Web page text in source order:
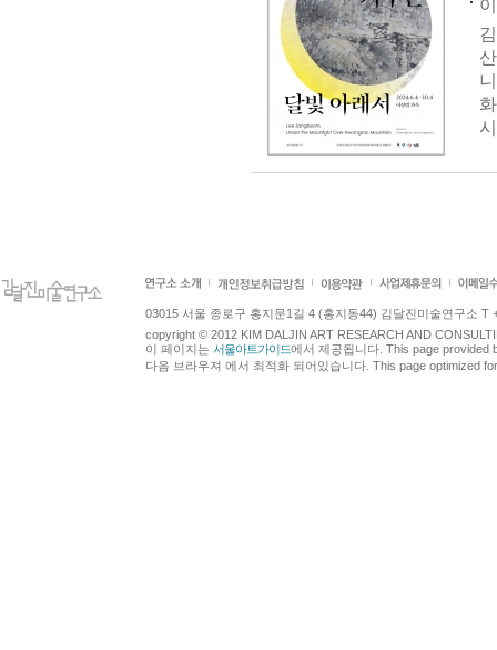
03015 서울 종로구 홍지문1길 4 (홍지동44) 김달진미술연구소 T
copyright © 2012 KIM DALJIN ART RESEARCH AND
이 페이지는 서울아트가이드에서 제공됩니다. This page provided
다음 브라우져 에서 최적화 되어있습니다. This page optimized